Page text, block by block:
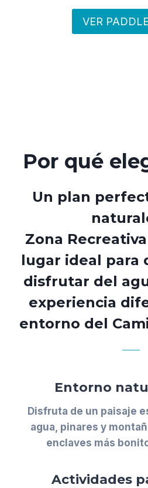
VER
Por qué
Un plan
Zona
lugar ideal para
disfrutar del
experiencia
entorno del
Entorno
Disfruta de un paisaje
agua, pinares y
enclaves más
Actividades